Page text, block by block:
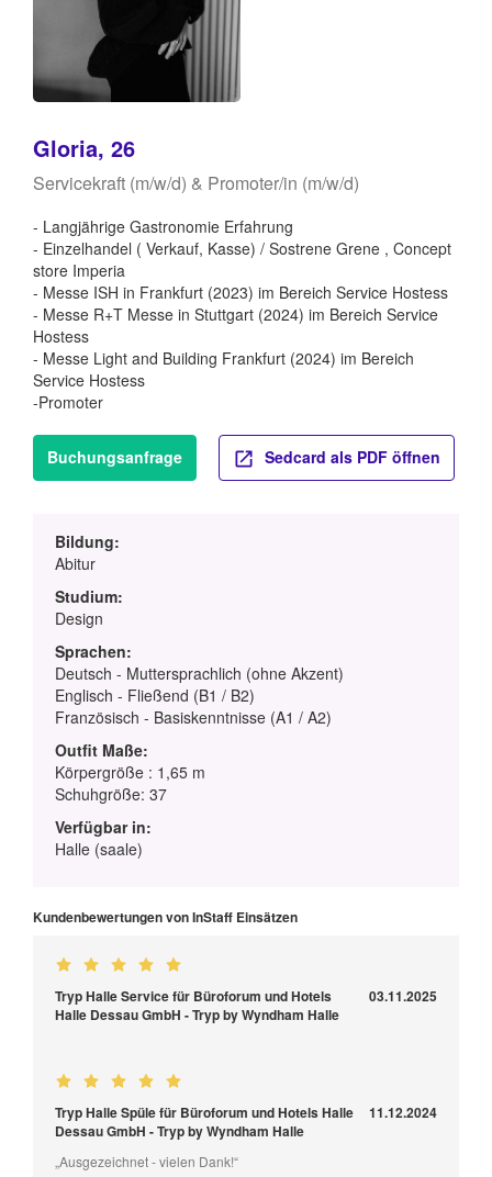
Gloria, 26
Servicekraft (m/w/d) & Promoter/in (m/w/d)
- Langjährige Gastronomie Erfahrung
- Einzelhandel ( Verkauf, Kasse) / Sostrene Grene , Concept
store Imperia
- Messe ISH in Frankfurt (2023) im Bereich Service Hostess
- Messe R+T Messe in Stuttgart (2024) im Bereich Service
Hostess
- Messe Light and Building Frankfurt (2024) im Bereich
Service Hostess
-Promoter
Buchungsanfrage Sedcard als PDF öffnen
Bildung:
Abitur
Studium:
Design
Sprachen:
Deutsch - Muttersprachlich (ohne Akzent)
Englisch - Fließend (B1 / B2)
Französisch - Basiskenntnisse (A1 / A2)
Outfit Maße:
Körpergröße : 1,65 m
Schuhgröße: 37
Verfügbar in:
Halle (saale)
Kundenbewertungen von InStaff Einsätzen
Tryp Halle Service für Büroforum und Hotels
Halle Dessau GmbH - Tryp by Wyndham Halle
03.11.2025
Tryp Halle Spüle für Büroforum und Hotels Halle
Dessau GmbH - Tryp by Wyndham Halle
11.12.2024
„Ausgezeichnet - vielen Dank!“